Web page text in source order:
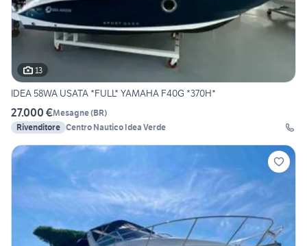
13
IDEA 58WA USATA *FULL* YAMAHA F40G *370H*
27.000 €Mesagne(BR)
Rivenditore Centro Nautico Idea Verde